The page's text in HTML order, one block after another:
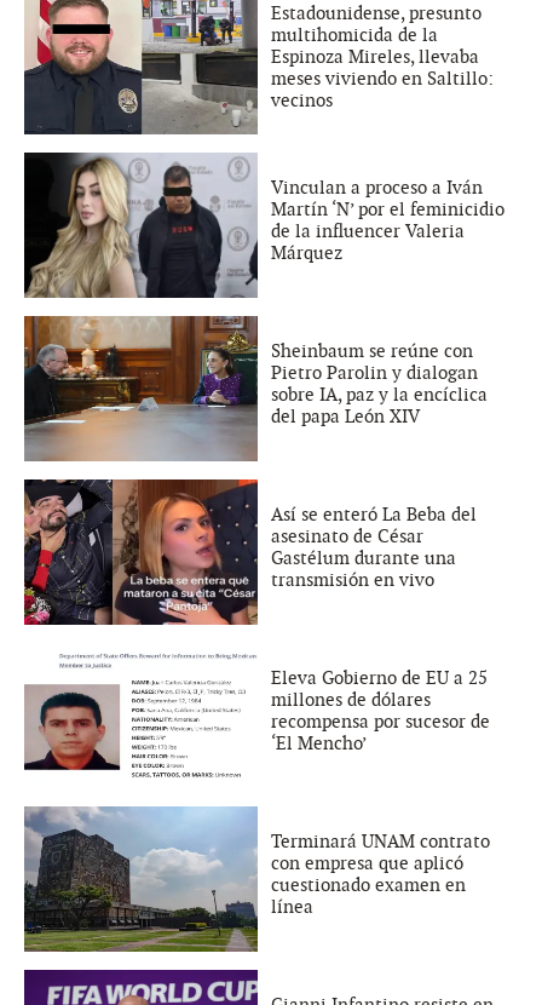
Estadounidense, presunto
multihomicida de la
Espinoza Mireles, llevaba
meses viviendo en Saltillo:
vecinos
Vinculan a proceso a Iván
Martín ‘N’ por el feminicidio
de la influencer Valeria
Márquez
Sheinbaum se reúne con
Pietro Parolin y dialogan
sobre IA, paz y la encíclica
del papa León XIV
Así se enteró La Beba del
asesinato de César
Gastélum durante una
transmisión en vivo
Eleva Gobierno de EU a 25
millones de dólares
recompensa por sucesor de
‘El Mencho’
Terminará UNAM contrato
con empresa que aplicó
cuestionado examen en
línea